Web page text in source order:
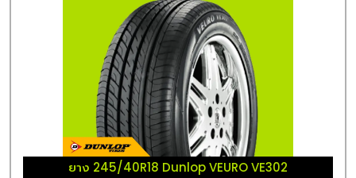
ยาง 245/40R18 Dunlop VEURO VE302